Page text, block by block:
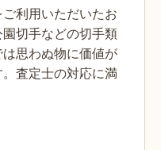
利用いただいたお
切手などの切手類
思わぬ物に価値が
査定士の対応に満